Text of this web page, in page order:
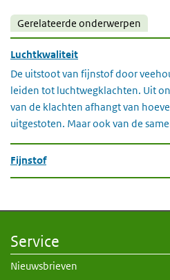
Gerelateerde onderwerpen
Luchtkwaliteit
De uitstoot van fijnstof door
leiden tot luchtwegklachten. Uit
van de klachten afhangt van
uitgestoten. Maar ook van de
Fijnstof
Service
Nieuwsbrieven